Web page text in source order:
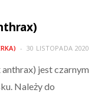
30 LISTOPADA 2020
jest czarnym
Należy do